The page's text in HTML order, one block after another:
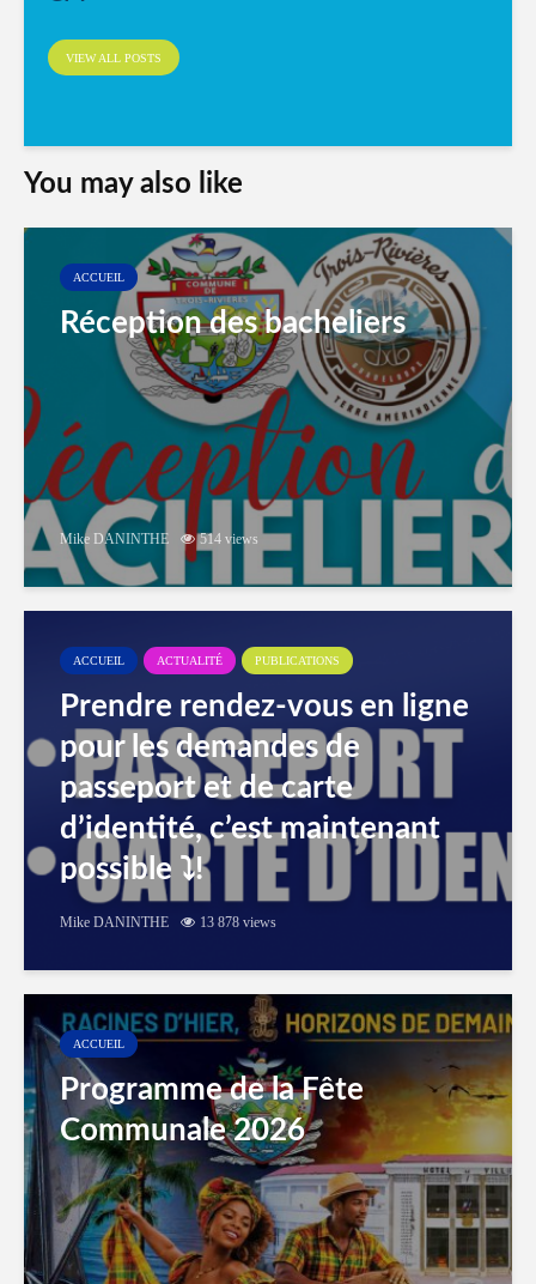
VIEW ALL POSTS
You may also like
ACCUEIL
Réception des bacheliers
Mike DANINTHE 514 views
ACCUEIL ACTUALITÉ PUBLICATIONS
Prendre rendez-vous en ligne
pour les demandes de
passeport et de carte
d’identité, c’est maintenant
possible ⤵️!
Mike DANINTHE 13 878 views
ACCUEIL
Programme de la Fête
Communale 2026